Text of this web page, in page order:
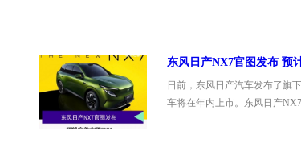
东风日产NX7官图发布 预
日前，东风日产汽车发布了旗
车将在年内上市。东风日产